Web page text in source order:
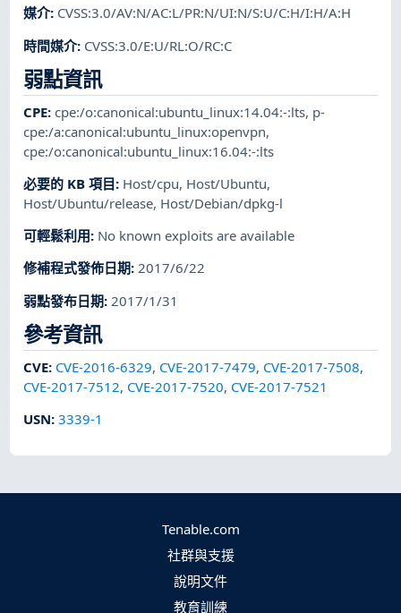
媒介: CVSS:3.0/AV:N/AC:L/PR:N/UI:N/S:U/C:H/I:H/A:H
時間媒介: CVSS:3.0/E:U/RL:O/RC:C
弱點資訊
CPE:cpe:/o:canonical:ubuntu_linux:14.04:-:lts, p-
cpe:/a:canonical:ubuntu_linux:openvpn,
cpe:/o:canonical:ubuntu_linux:16.04:-:lts
必要的 KB 項目: Host/cpu, Host/Ubuntu,
Host/Ubuntu/release, Host/Debian/dpkg-l
可輕鬆利用: No known exploits are available
修補程式發佈日期:2017/6/22
弱點發布日期: 2017/1/31
參考資訊
CVE: CVE-2016-6329, CVE-2017-7479, CVE-2017-7508,
CVE-2017-7512, CVE-2017-7520, CVE-2017-7521
USN:3339-1
Tenable.com
社群與支援
說明文件
教育訓練